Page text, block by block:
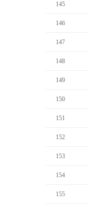
145
146
147
148
149
150
151
152
153
154
155